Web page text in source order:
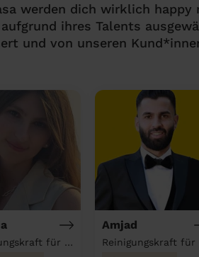
werden dich wirklich happy
ihres Talents
und von unseren
Reinigungskraft für deinen Haushalt
Amjad